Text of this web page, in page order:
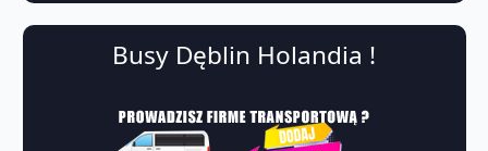
Busy Dęblin Holandia !